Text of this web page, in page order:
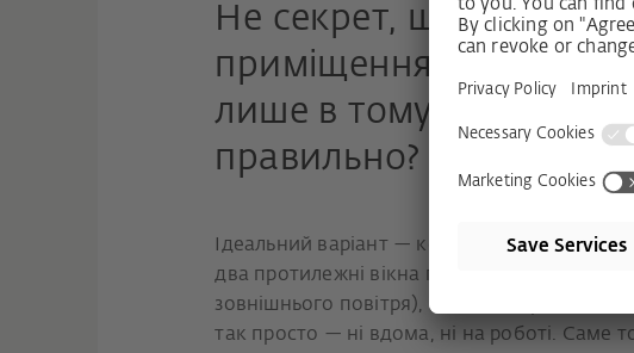
Не секрет, що
приміщення необхідно.
лише в тому — як це
правильно?
Ідеальний варіант — короткочасне
два протилежні вікна протягом 5–15
зовнішнього повітря), але кілька разів на
так просто — ні вдома, ні на роботі. Саме